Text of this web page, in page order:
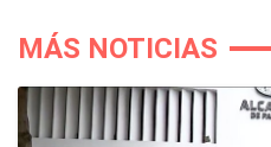
MÁS NOTICIAS